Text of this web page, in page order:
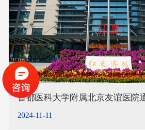
首都医科大学附属北京友谊医院
2024-11-11